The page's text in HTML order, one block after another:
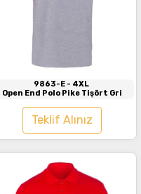
9863-E - 4XL
Open End Polo Pike Tişört Gri
Teklif Alınız